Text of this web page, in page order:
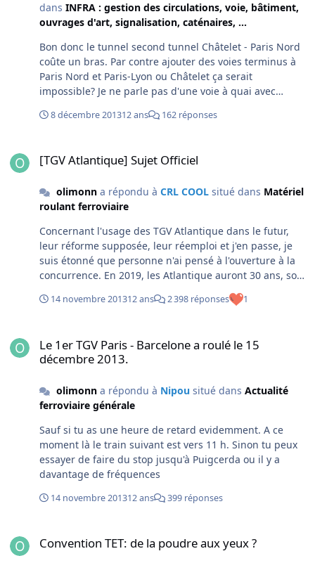
dans INFRA : gestion des circulations, voie, bâtiment,
ouvrages d'art, signalisation, caténaires, ...
Bon donc le tunnel second tunnel Châtelet - Paris Nord
coûte un bras. Par contre ajouter des voies terminus à
Paris Nord et Paris-Lyon ou Châtelet ça serait
impossible? Je ne parle pas d'une voie à quai avec
retournement des trains en arrière gare de manière à
au butoir (i.e. roulement du matériel avec un train en
absorber les irrégularités. Techniquement je m'aperçois
que c'est difficile si on veut garder le concept d'une voie
par ligne et par sens (le tiroir doit alors constituer un
saut-de-mouton)
8 décembre 201312 ans 162 réponses
[TGV Atlantique] Sujet Officiel
olimonna répondu à CRL COOLsitué dans Matériel
roulant ferroviaire
Concernant l'usage des TGV Atlantique dans le futur,
leur réforme supposée, leur réemploi et j'en passe, je
suis étonné que personne n'ai pensé à l'ouverture à la
concurrence. En 2019, les Atlantique auront 30 ans, soit
un âge à peu près honnête pour la réforme quoiqu'elles
seront sans doute encore assez vaillantes moyennant
chercher à se procurer du matériel à un bon prix et la
SNCF, qui va mécaniquement perdre des parts de
dégraisser son parc, ce sera forcément du 1N, puisque
le Duplex est le matériel le plus rentable. Aux alentours
de 2020, je les vois soit passer au chalumeau, soit
vendues à un nouvel entrant, volontairement, ou sous
contrainte d'une décision de justice (distorsion de
concurrence, tout ca).
14 novembre 201312 ans 2 398 réponses 1
Le 1er TGV Paris - Barcelone a roulé le 15
décembre 2013.
olimonna répondu à Nipousitué dans Actualité
ferroviaire générale
Sauf si tu as une heure de retard evidemment. A ce
moment là le train suivant est vers 11 h. Sinon tu peux
essayer de faire du stop jusqu'à Puigcerda ou il y a
davantage de fréquences
14 novembre 201312 ans 399 réponses
Convention TET: de la poudre aux yeux ?